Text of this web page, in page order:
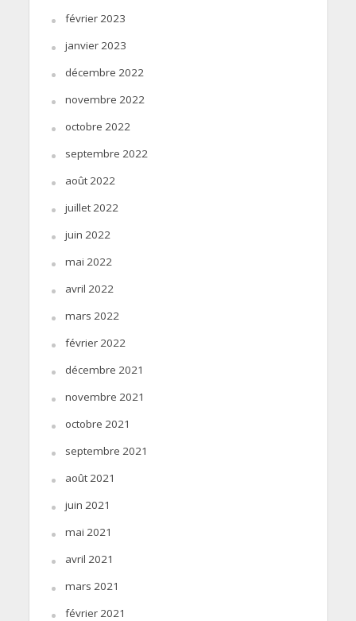
février 2023
janvier 2023
décembre 2022
novembre 2022
octobre 2022
septembre 2022
août 2022
juillet 2022
juin 2022
mai 2022
avril 2022
mars 2022
février 2022
décembre 2021
novembre 2021
octobre 2021
septembre 2021
août 2021
juin 2021
mai 2021
avril 2021
mars 2021
février 2021